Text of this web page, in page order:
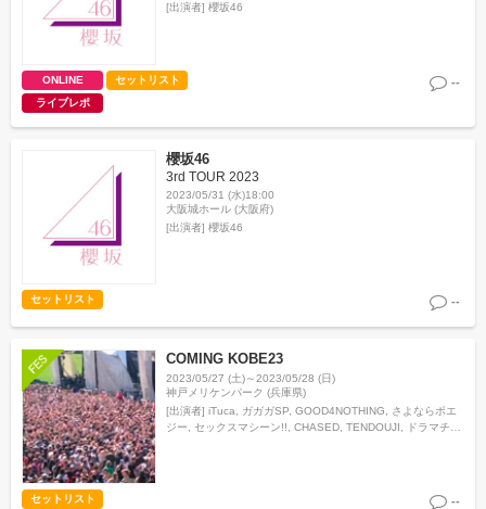
[出演者] 櫻坂46
ONLINE
セットリスト
ライブレポ
--
櫻坂46
3rd TOUR 2023
2023/05/31 (水)18:00
大阪城ホール (大阪府)
[出演者] 櫻坂46
セットリスト --
COMING KOBE23
2023/05/27 (土)～2023/05/28 (日)
神戸メリケンパーク (兵庫県)
[出演者] iTuca, ガガガSP, GOOD4NOTHING, さよならポエ
ジー, セックスマシーン!!, CHASED, TENDOUJI, ドラマチッ
セットリスト --